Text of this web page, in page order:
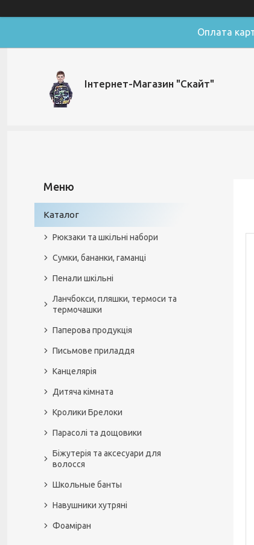
Оплата
Інтернет-Магазин "Скайт"
Каталог
Рюкзаки та шкільні набори
Сумки, бананки, гаманці
Пенали шкільні
Ланчбокси, пляшки, термоси та
термочашки
Паперова продукція
Письмове приладдя
Канцелярія
Дитяча кімната
Кролики Брелоки
Парасолі та дощовики
Біжутерія та аксесуари для
волосся
Школьные банты
Навушники хутряні
Фоаміран